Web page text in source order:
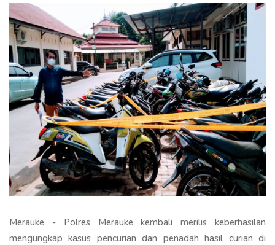
Merauke - Polres Merauke kembali merilis keberhasilan
mengungkap kasus pencurian dan penadah hasil curian di